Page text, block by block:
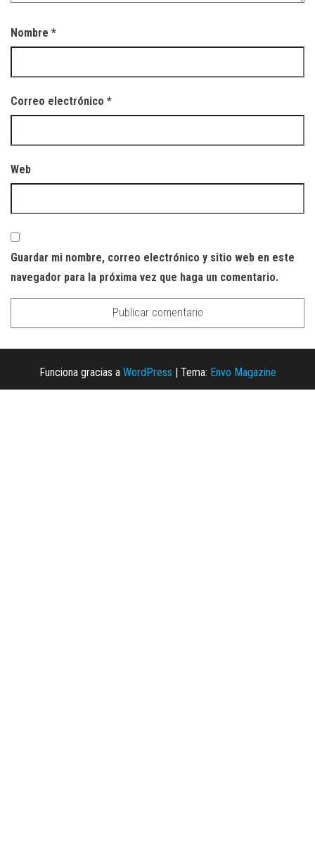
Nombre *
Correo electrónico *
Web
Guardar mi nombre, correo electrónico y sitio web en este
navegador para la próxima vez que haga un comentario.
Funciona gracias a WordPress Tema: Envo Magazine